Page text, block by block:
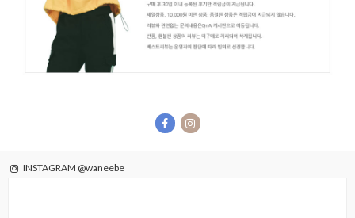
INSTAGRAM @waneebe